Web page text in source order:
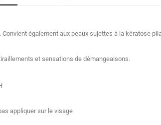
également aux peaux sujettes à la kératose
et sensations de démangeaisons.
appliquer sur le visage